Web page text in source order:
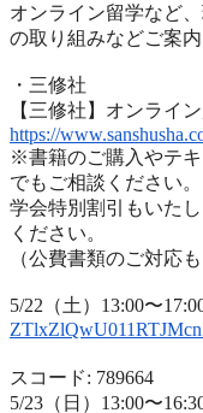
オンライン留学など、
の取り組みなどご案
・三修社
【三修社】オンライ
https://
※書籍のご購入やテキ
でもご相談ください。
学会特別割引もいたし
ください。
（公費書類
5/22（土）13:00〜
ミーティン
スコード: 789664
5/23（日）13:00〜